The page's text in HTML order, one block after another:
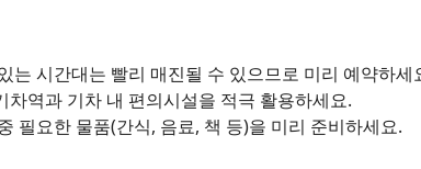
는 시간대는 빨리 매진될 수 있으므로 미리 예약하세
차역과 기차 내 편의시설을 적극 활용하세요.
필요한 물품(간식, 음료, 책 등)을 미리 준비하세요.